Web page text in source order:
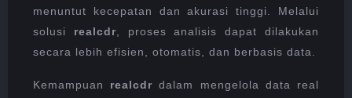
menuntut kecepatan dan akurasi tinggi. Melalui
solusi realcdr, proses analisis dapat dilakukan
secara lebih efisien, otomatis, dan berbasis data.
Kemampuan realcdr dalam mengelola data real